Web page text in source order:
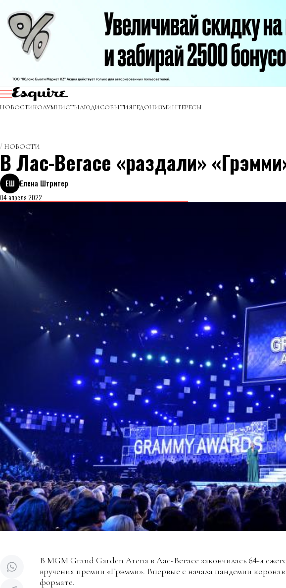
НОВОСТИКОЛУМНИСТЫЛЮДИСОБЫТИЯГЕДОНИЗМИНТЕРЕСЫ
НОВОСТИ
В Лас-Вегасе «раздали»
ЕШ Елена Штритер
04 апреля 2022
В MGM Grand Garden Arena в Лас-Вегасе закончилась 64-я
вручения премии «Грэмми». Впервые с начала пандемии
формате.